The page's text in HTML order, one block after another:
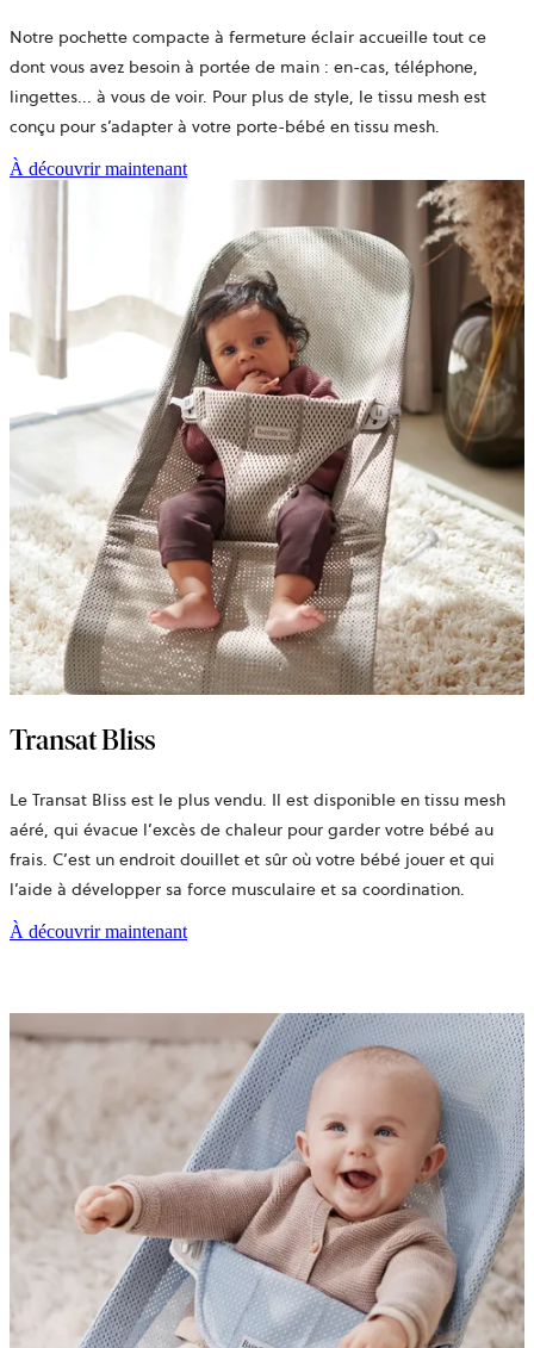
Notre pochette compacte à fermeture éclair accueille tout ce
dont vous avez besoin à portée de main : en-cas, téléphone,
lingettes... à vous de voir. Pour plus de style, le tissu mesh est
conçu pour s’adapter à votre porte-bébé en tissu mesh.
À découvrir maintenant
Transat Bliss
Le Transat Bliss est le plus vendu. Il est disponible en tissu mesh
aéré, qui évacue l’excès de chaleur pour garder votre bébé au
frais. C’est un endroit douillet et sûr où votre bébé jouer et qui
l’aide à développer sa force musculaire et sa coordination.
À découvrir maintenant